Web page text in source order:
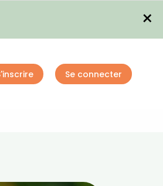
×
Se connecter